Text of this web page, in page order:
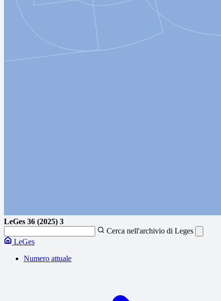
LeGes 36 (2025) 3
Cerca nell'archivio di Leges
LeGes
Numero attuale